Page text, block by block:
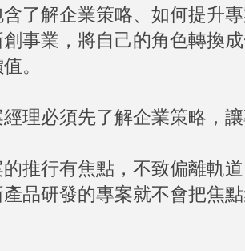
了解企業策略、如何提升
事業，將自己的角色轉換
。
理必須先了解企業策略，讓
推行有焦點，不致偏離軌
品研發的專案就不會把焦